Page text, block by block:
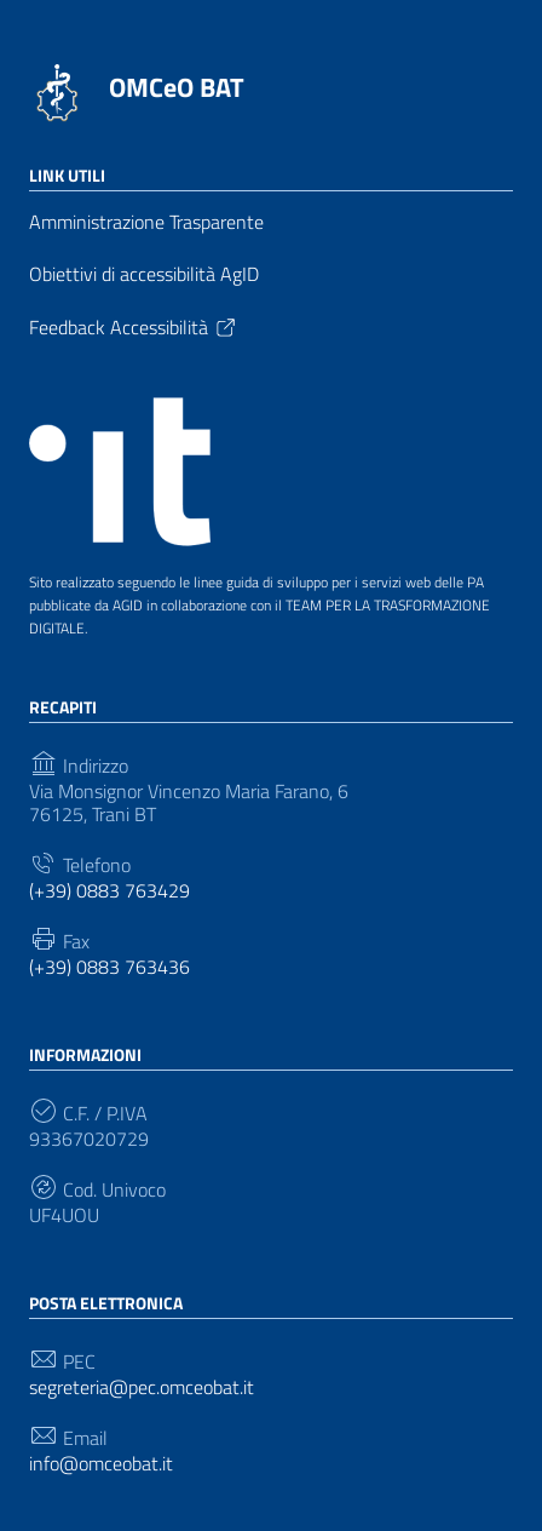
OMCeO BAT
LINK UTILI
Amministrazione Trasparente
Obiettivi di accessibilità AgID
Feedback Accessibilità
Sito realizzato seguendo le linee guida di sviluppo per i servizi web delle PA
pubblicate da AGID in collaborazione con il TEAM PER LA TRASFORMAZIONE
DIGITALE.
RECAPITI
Indirizzo
Via Monsignor Vincenzo Maria Farano, 6
76125, Trani BT
Telefono
(+39) 0883 763429
Fax
(+39) 0883 763436
INFORMAZIONI
C.F. / P.IVA
93367020729
Cod. Univoco
UF4UOU
POSTA ELETTRONICA
PEC
segreteria@pec.omceobat.it
Email
info@omceobat.it